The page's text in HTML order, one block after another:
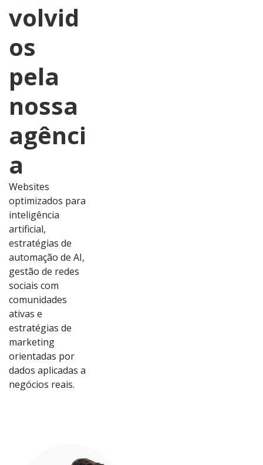
volvid
os
pela
nossa
agênci
a
Websites
optimizados para
inteligência
artificial,
estratégias de
automação de AI,
gestão de redes
sociais com
comunidades
ativas e
estratégias de
marketing
orientadas por
dados aplicadas a
negócios reais.